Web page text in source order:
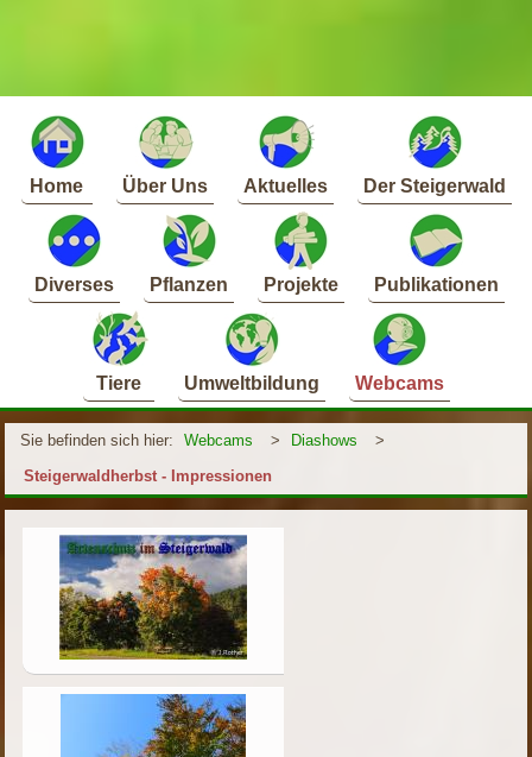
Home Über Uns Aktuelles Der Steigerwald
Diverses Pflanzen Projekte Publikationen
Tiere Umweltbildung Webcams
Sie befinden sich hier: Webcams > Diashows
>
Steigerwaldherbst - Impressionen